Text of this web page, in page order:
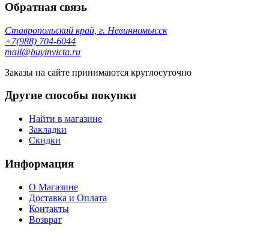
Обратная связь
Ставропольский край, г. Невинномысск
+7(988) 704-6044
mail@buyinvicta.ru
Заказы на сайте принимаются круглосуточно
Другие способы покупки
Найти в магазине
Закладки
Скидки
Информация
О Магазине
Доставка и Оплата
Контакты
Возврат